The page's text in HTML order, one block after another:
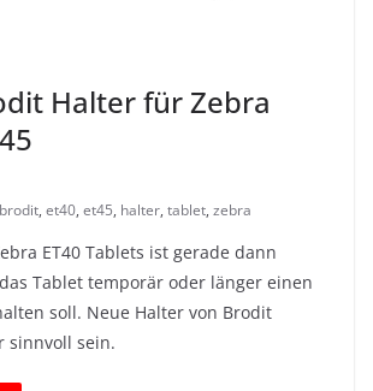
Halter für Zebra
brodit, et40, et45, halter, tablet, zebra
ET40 Tablets ist gerade dann
Tablet temporär oder länger einen
soll. Neue Halter von Brodit
sinnvoll sein.